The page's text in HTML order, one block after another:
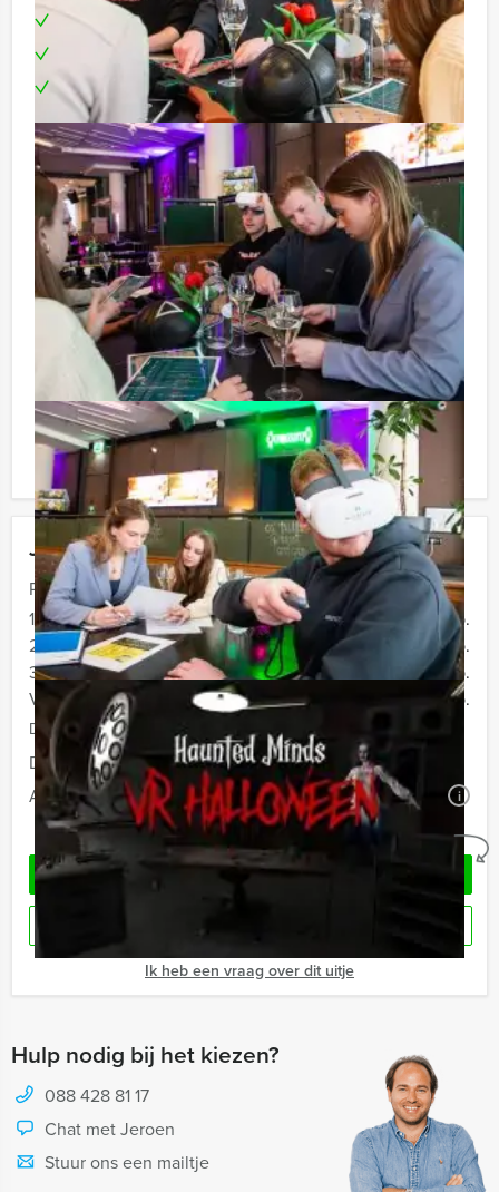
Jouw uitje
Prijs :
12 - 19 personen
€ 74,50 p.p.
20 - 29 personen
€ 72,50 p.p.
30 - 39 personen
€ 69,50 p.p.
Vanaf 40 personen
€ 66,50 p.p.
De prijzen zijn exclusief BTW
Duur:
3 uur en 30 minuten
Aantal:
Minimaal 12 personen i
Geheel vrijblijvend
OFFERTE AANVRAGEN
Ik heb een vraag over dit uitje
Hulp nodig bij het kiezen?
088 428 81 17
Chat met Jeroen
Stuur ons een mailtje
Leuke prijs voor het winnende team
Locatie in het centrum
Te boeken op uw gewenste dag en tijdstip!
Tip!
Niet telkens uw knip hoeven trekken om uw drankje af
te rekenen? Voor € 13,50 per persoon per uur (excl.
BTW) kunt u gebruikmaken van het drankarrangement,
waarbij u onbeperkt kunt genieten van bier, fris,
huiswijn, koffie en thee. En… zo komt u ook achteraf
niet voor verrassingen te staan!
Reservering voor kleinere groepen:
Afhankelijk van het minimaal aantal deelnemers
berekenen wij de minimale prijs voor dit arrangement.
U kunt altijd voor minder personen boeken als u bereid
bent om de minimale prijs te betalen.